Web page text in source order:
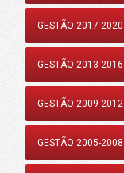
GESTÃO 2017-2020
GESTÃO 2013-2016
GESTÃO 2009-2012
GESTÃO 2005-2008